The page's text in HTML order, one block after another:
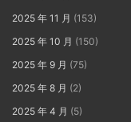
2025 年 11 月 (153)
2025 年 10 月 (150)
2025 年 9 月 (75)
2025 年 8 月 (2)
2025 年 4 月 (5)